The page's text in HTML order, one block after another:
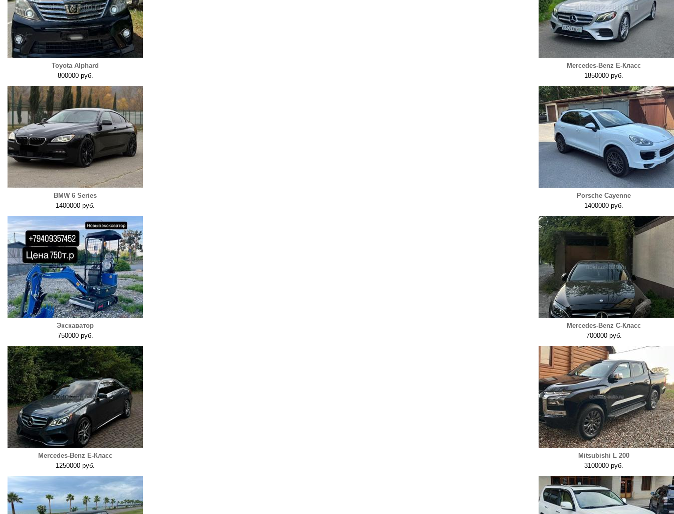
Toyota Alphard
800000 руб.
BMW 6 Series
1400000 руб.
Экскаватор
750000 руб.
Mercedes-Benz E-Класс
1250000 руб.
Mercedes-Benz E-Класс
1850000 руб.
Porsche Cayenne
1400000 руб.
Mercedes-Benz C-Класс
700000 руб.
Mitsubishi L 200
3100000 руб.